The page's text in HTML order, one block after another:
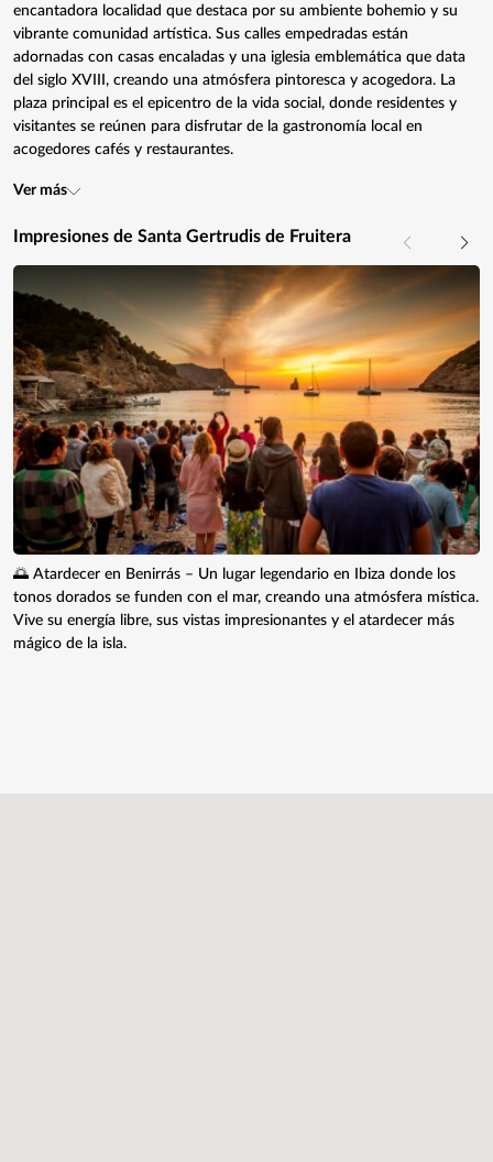
encantadora localidad que destaca por su ambiente bohemio y su
vibrante comunidad artística. Sus calles empedradas están
adornadas con casas encaladas y una iglesia emblemática que data
del siglo XVIII, creando una atmósfera pintoresca y acogedora. La
plaza principal es el epicentro de la vida social, donde residentes y
visitantes se reúnen para disfrutar de la gastronomía local en
acogedores cafés y restaurantes.
Ver más
Impresiones de Santa Gertrudis de Fruitera
🌅 Atardecer en Benirrás – Un lugar legendario en Ibiza donde los
tonos dorados se funden con el mar, creando una atmósfera mística.
Vive su energía libre, sus vistas impresionantes y el atardecer más
mágico de la isla.